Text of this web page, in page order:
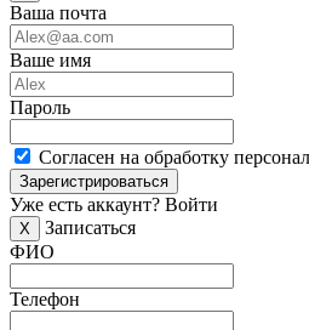
Ваша почта
Ваше имя
Пароль
Согласен на обработку
Зарегистрироваться
Уже есть аккаунт? Войти
X
Записаться
ФИО
Телефон